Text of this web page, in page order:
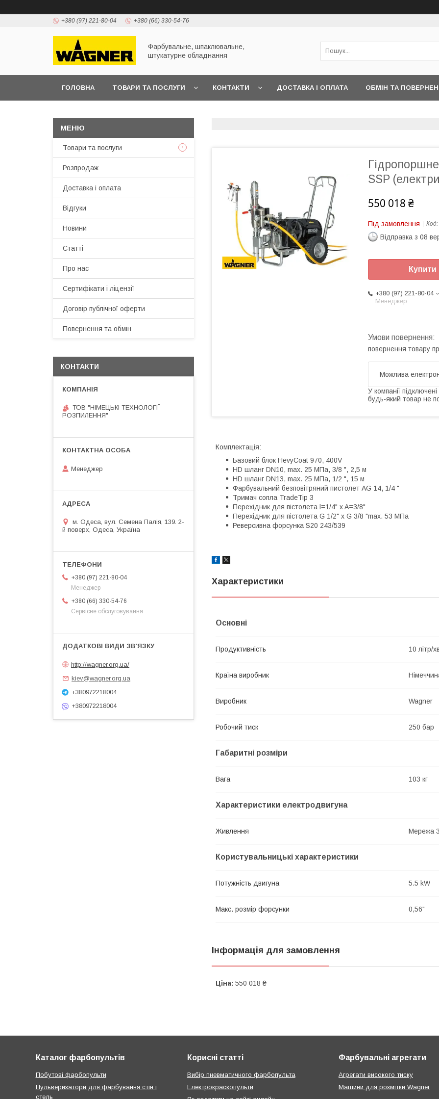
+380 (97) 221-80-04 +380 (66) 330-54-76
Фарбувальне, шпаклювальне,
штукатурне обладнання
ГОЛОВНА ТОВАРИ ТА ПОСЛУГИ КОНТАКТИ ДОСТАВКА І ОПЛАТА ОБМІН ТА
SSP
550 018 ₴
Під замовлення Код:
Відправка з 08
Купити
+380 (97) 221-80-04
Менеджер
повернення товару
У компанії
будь-який товар не
Комплектація:
Базовий блок HevyCoat 970, 400V
HD шланг DN10, max. 25 MПа, 3/8 ", 2,5 м
HD шланг DN13, max. 25 MПа, 1/2 ", 15 м
Фарбувальний безповітряний пистолет AG 14, 1/4 "
Тримач сопла TradeTip 3
Перехідник для пістолета l=1/4" x A=3/8"
Перехідник для пістолета G 1/2" x G 3/8 "max. 53 MПа
Реверсивна форсунка S20 243/539
Характеристики
Основні
Продуктивність 10 літр/хв
Країна виробник
Виробник Wagner
Робочий тиск 250 бар
Габаритні розміри
Вага 103 кг
Характеристики електродвигуна
Живлення Мережа
Користувальницькі характеристики
Потужність двигуна 5.5 kW
Макс. розмір форсунки 0,56"
Інформація для замовлення
Ціна: 550 018 ₴
Товари та послуги
Розпродаж
Доставка і оплата
Відгуки
Новини
Статті
Про нас
Сертифікати і ліцензії
Договір публічної оферти
Повернення та обмін
КОНТАКТИ
ТОВ "НІМЕЦЬКІ ТЕХНОЛОГІЇ
РОЗПИЛЕННЯ"
Менеджер
м. Одеса, вул. Семена Палія, 139. 2-
й поверх, Одеса, Україна
+380 (97) 221-80-04
Менеджер
+380 (66) 330-54-76
Сервісне обслуговування
http://wagner.org.ua/
kiev@wagner.org.ua
+380972218004
+380972218004
Каталог фарбопультів
Побутові фарбопульти
Пульверизатори для фарбування стін і
стель
Корисні статті
Вибір пневматичного фарбопульта
Електрокраскопульти
Фарбувальні агрегати
Агрегати високого тиску
Машини для розмітки Wagner